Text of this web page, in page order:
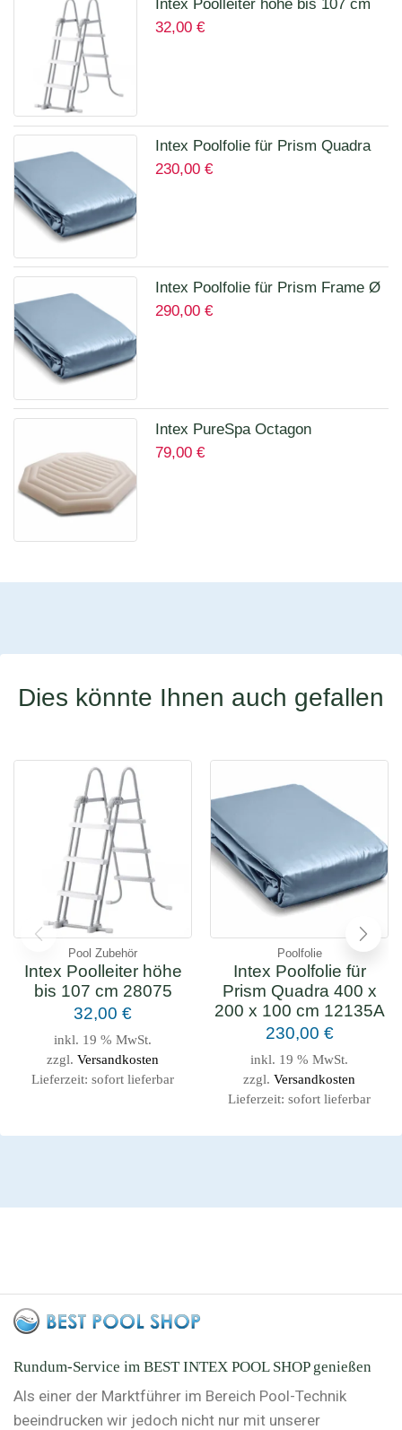
Intex Poolleiter höhe bis 107 cm
28075
32,00 €
Intex Poolfolie für Prism Quadra
400 x 200 x 100 cm 12135A
230,00 €
Intex Poolfolie für Prism Frame Ø
457 x 122 cm Art.12457A
290,00 €
Intex PureSpa Octagon
Isolierende Abdeckung für 28456
79,00 €
Dies könnte Ihnen auch gefallen
Pool Zubehör
Intex Poolleiter höhe
bis 107 cm 28075
32,00 €
inkl. 19 % MwSt.
zzgl. Versandkosten
Lieferzeit: sofort lieferbar
Poolfolie
Intex Poolfolie für
Prism Quadra 400 x
200 x 100 cm 12135A
230,00 €
inkl. 19 % MwSt.
zzgl. Versandkosten
Lieferzeit: sofort lieferbar
Rundum-Service im BEST INTEX POOL SHOP genießen
Als einer der Marktführer im Bereich Pool-Technik
beeindrucken wir jedoch nicht nur mit unserer